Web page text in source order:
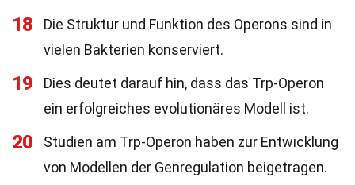
18
Die Struktur und Funktion des Operons sind in
vielen Bakterien konserviert.
19
Dies deutet darauf hin, dass das Trp-Operon
ein erfolgreiches evolutionäres Modell ist.
20
Studien am Trp-Operon haben zur Entwicklung
von Modellen der Genregulation beigetragen.